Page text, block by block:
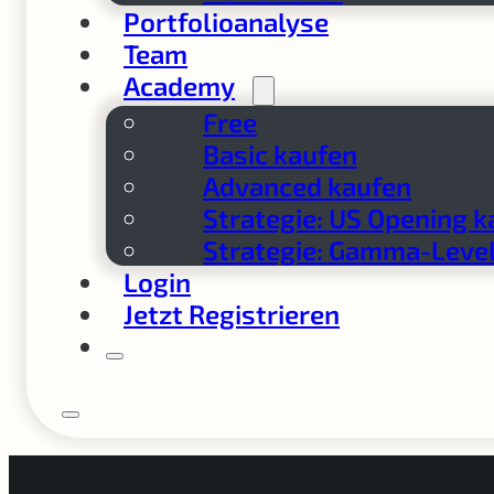
Portfolioanalyse
Team
Academy
Free
Basic kaufen
Advanced kaufen
Strategie: US Opening
Strategie: Gamma-
Login
Jetzt Registrieren